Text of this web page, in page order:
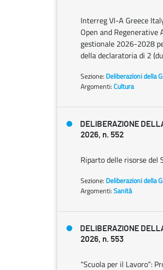
Interreg VI-A Greece
Open and Regenerative
gestionale 2026-2028
della declaratoria di 2
Sezione: Deliberazioni della
Argomenti:Cultura
DELIBERAZIONE
2026, n. 552
Riparto delle risorse del
Sezione: Deliberazioni della
Argomenti:Sanità
DELIBERAZIONE
2026, n. 553
“Scuola per il Lavoro”: